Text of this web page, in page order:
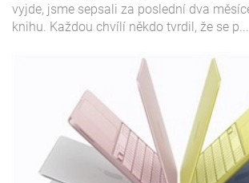
vyjde, jsme sepsali za poslední dva
knihu. Každou chvílí někdo tvrdil, že se p...